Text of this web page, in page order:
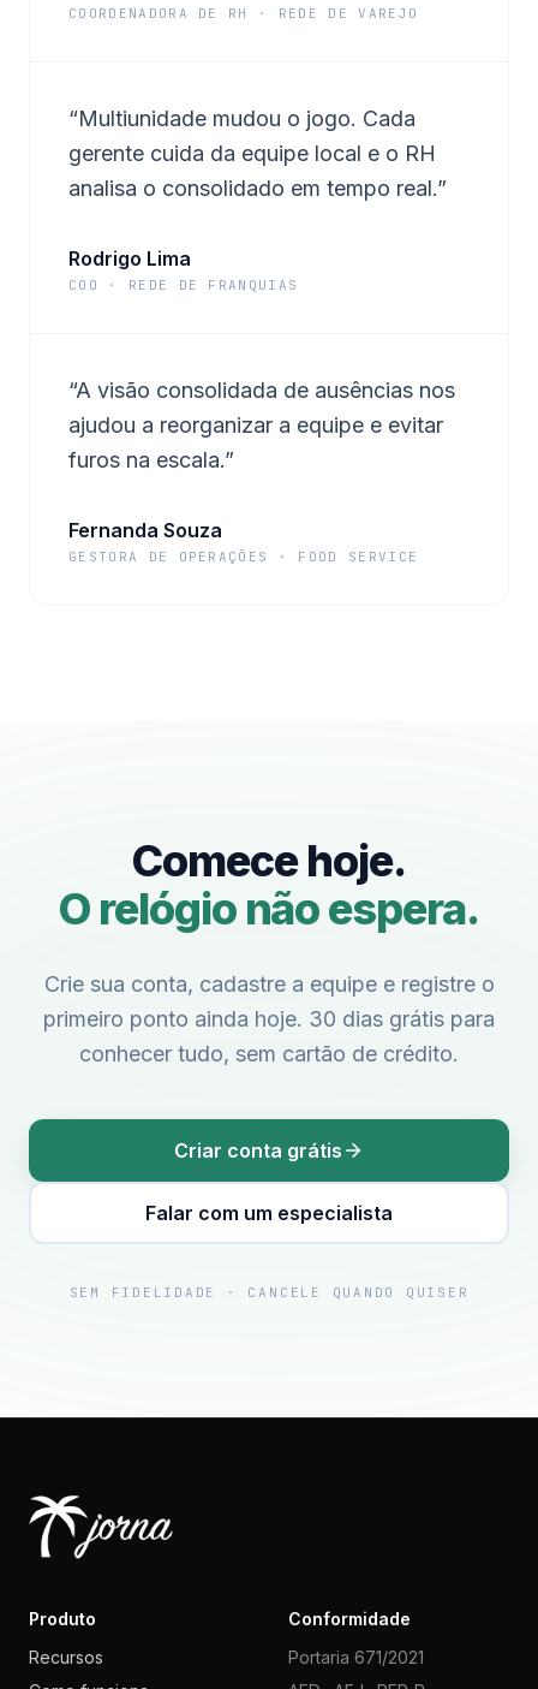
COORDENADORA DE RH · REDE DE VAREJO
“Multiunidade mudou o jogo. Cada
gerente cuida da equipe local e o RH
analisa o consolidado em tempo real.”
Rodrigo Lima
COO · REDE DE FRANQUIAS
“A visão consolidada de ausências nos
ajudou a reorganizar a equipe e evitar
furos na escala.”
Fernanda Souza
GESTORA DE OPERAÇÕES · FOOD SERVICE
Comece hoje.
O relógio não espera.
Crie sua conta, cadastre a equipe e registre o
primeiro ponto ainda hoje. 30 dias grátis para
conhecer tudo, sem cartão de crédito.
Criar conta grátis
Falar com um especialista
SEM FIDELIDADE · CANCELE QUANDO QUISER
Produto
Recursos
Conformidade
Portaria 671/2021